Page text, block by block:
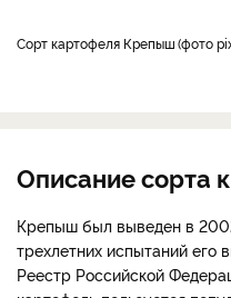
Сорт картофеля Крепыш фото
Описание сорта
Крепыш был выведен в
трехлетних испытаний его
Реестр Российской